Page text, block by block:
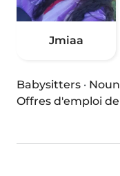
Jmiaa
Babysitters ·
Offres d'emploi